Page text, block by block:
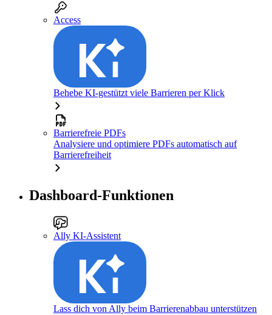
Access
Behebe KI-gestützt viele Barrieren per Klick
Barrierefreie PDFs
Analysiere und optimiere PDFs automatisch auf
Barrierefreiheit
Dashboard-Funktionen
Ally KI-Assistent
Lass dich von Ally beim Barrierenabbau unterstützen